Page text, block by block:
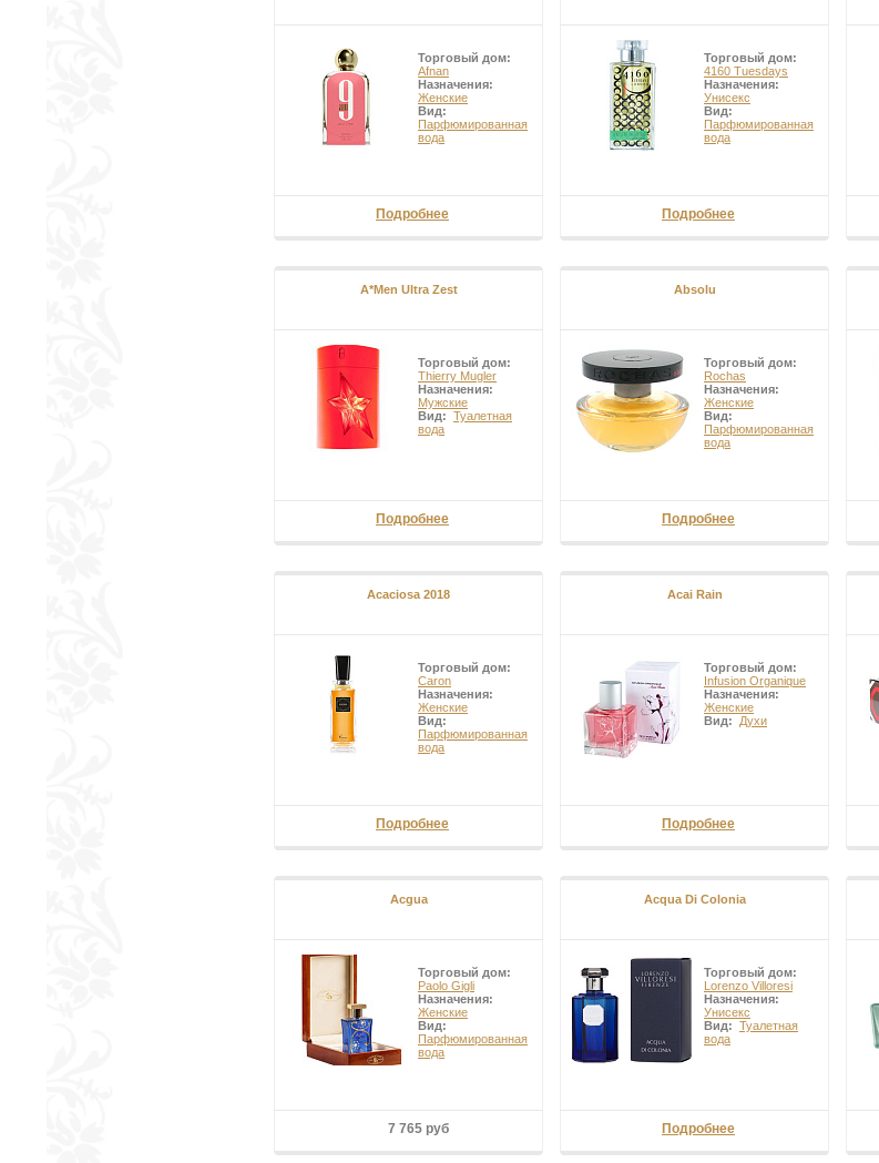
Торговый дом:
Afnan
Назначения:
Женские
Вид:
Парфюмированная
вода
Подробнее
Торговый дом:
4160 Tuesdays
Назначения:
Унисекс
Вид:
Парфюмированная
вода
Подробнее
A*Men Ultra Zest
Торговый дом:
Thierry Mugler
Назначения:
Мужские
Вид: Туалетная
вода
Подробнее
Absolu
Торговый дом:
Rochas
Назначения:
Женские
Вид:
Парфюмированная
вода
Подробнее
Acaciosa 2018
Торговый дом:
Caron
Назначения:
Женские
Вид:
Парфюмированная
вода
Подробнее
Acai Rain
Торговый дом:
Infusion Organique
Назначения:
Женские
Вид: Духи
Подробнее
Acgua
Торговый дом:
Paolo Gigli
Назначения:
Женские
Вид:
Парфюмированная
вода
7 765 руб
Acqua Di Colonia
Торговый дом:
Lorenzo Villoresi
Назначения:
Унисекс
Вид: Туалетная
вода
Подробнее